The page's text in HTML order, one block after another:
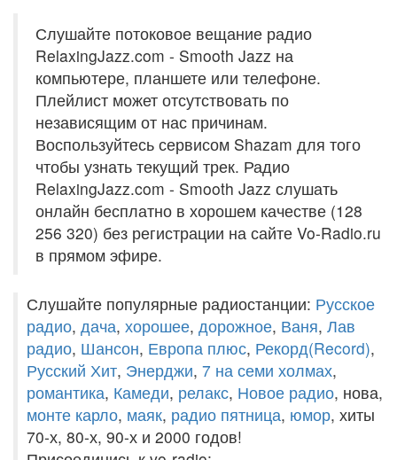
Слушайте потоковое вещание радио
RelaxingJazz.com - Smooth Jazz на
компьютере, планшете или телефоне.
Плейлист может отсутствовать по
независящим от нас причинам.
Воспользуйтесь сервисом Shazam для того
чтобы узнать текущий трек. Радио
RelaxingJazz.com - Smooth Jazz слушать
онлайн бесплатно в хорошем качестве (128
256 320) без регистрации на сайте Vo-Radio.ru
в прямом эфире.
Слушайте популярные радиостанции: Русское
радио, дача, хорошее, дорожное, Ваня, Лав
радио, Шансон, Европа плюс, Рекорд(Record),
Русский Хит, Энерджи, 7 на семи холмах,
романтика, Камеди, релакс, Новое радио, нова,
монте карло, маяк, радио пятница, юмор, хиты
70-х, 80-х, 90-х и 2000 годов!